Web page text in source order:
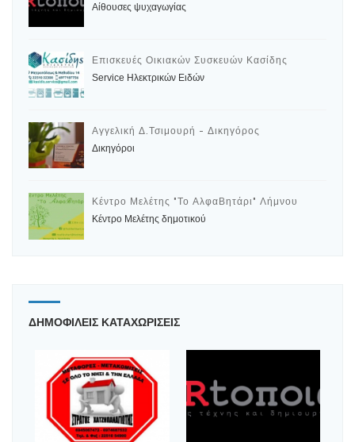
Αίθουσες ψυχαγωγίας
Επισκευές Οικιακών Συσκευών Κασίδης
Service Ηλεκτρικών Ειδών
Αγγελική Δ.Τσιμουρή - Δικηγόρος
Δικηγόροι
Κέντρο Μελέτης "Το ΑλφαΒητάρι" Λήμνου
Κέντρο Μελέτης δημοτικού
ΔΗΜΟΦΙΛΕΙΣ ΚΑΤΑΧΩΡΙΣΕΙΣ